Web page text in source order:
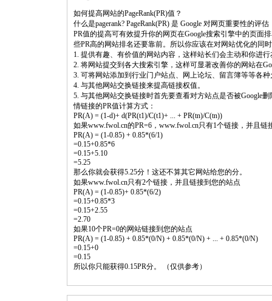
如何提高网站的PageRank(PR)值？
什么是pagerank? PageRank(PR) 是 Google 对网页重要性的评估
PR值的提高可有效提升你的网页在Google搜索引擎中的页面
些PR高的网站排名还要靠前。所以你应该在对网站优化的同
1. 提供有趣、有价值的网站内容，这样站长们会主动和你进
2. 将网站提交到各大搜索引擎，这样可显著改善你的网站在
3. 可将网站添加到行业门户站点、网上论坛、留言簿等等各
4. 与其他网站交换链接来提高链接权值。
5. 与其他网站交换链接时首先要查看对方站点是否被Google
情链接的PR值计算方式：
PR(A) = (1-d)+ d(PR(t1)/C(t1)+ ... + PR(tn)/C(tn))
如果www.fwol.cn的PR=6，www.fwol.cn只有1个链接，并且链
PR(A) = (1-0.85) + 0.85*(6/1)
=0.15+0.85*6
=0.15+5.10
=5.25
那么你就会获得5.25分！这还不算其它网站给您的分。
如果www.fwol.cn只有2个链接，并且链接到您的站点
PR(A) = (1-0.85)+ 0.85*(6/2)
=0.15+0.85*3
=0.15+2.55
=2.70
如果10个PR=0的网站链接到您的站点
PR(A) = (1-0.85) + 0.85*(0/N) + 0.85*(0/N) + ... + 0.85*(0/N)
=0.15+0
=0.15
所以你只能获得0.15PR分。 （仅供参考）